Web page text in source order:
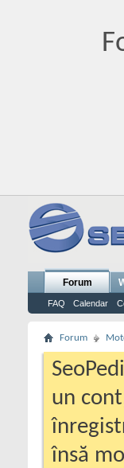
Forum
FAQ Calendar
Forum
un
însă